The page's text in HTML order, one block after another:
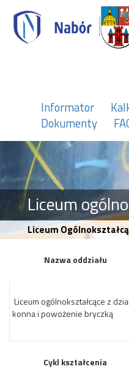
Informator
Dokumenty
Liceum
Liceum
Nazwa oddziału
Liceum ogólnokształcące z
konna i powożenie bryczką
Cykl kształcenia